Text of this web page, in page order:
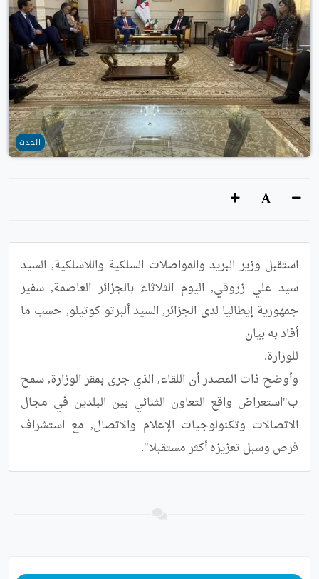
الحدث
سيد علي زروقي, اليوم الثلاثاء بالجزائر العاصمة, سفير
فرص وسبل تعزيزه أكثر مستقبلا".